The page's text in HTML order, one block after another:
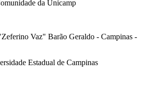
da Unicamp
Vaz" Barão Geraldo - Campinas -
Estadual de Campinas